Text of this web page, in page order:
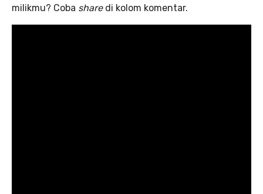
milikmu? Coba share di kolom komentar.